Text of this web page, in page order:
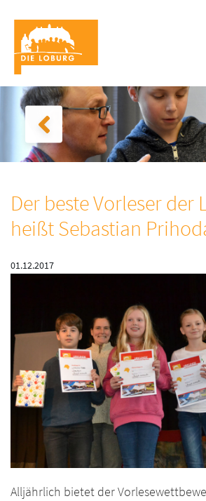
Der beste Vorleser der
heißt Sebastian
01.12.2017
Alljährlich bietet der